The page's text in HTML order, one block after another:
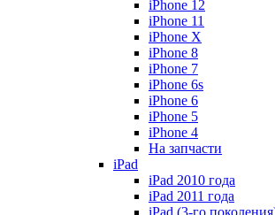
iPhone 12
iPhone 11
iPhone X
iPhone 8
iPhone 7
iPhone 6s
iPhone 6
iPhone 5
iPhone 4
На запчасти
iPad
iPad 2010 года
iPad 2011 года
iPad (3-го